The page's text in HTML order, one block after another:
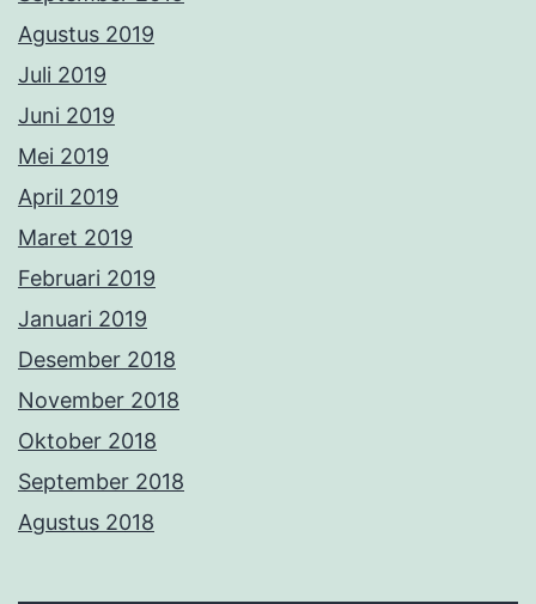
Agustus 2019
Juli 2019
Juni 2019
Mei 2019
April 2019
Maret 2019
Februari 2019
Januari 2019
Desember 2018
November 2018
Oktober 2018
September 2018
Agustus 2018